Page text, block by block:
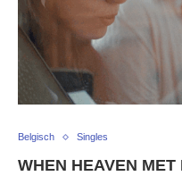
Belgisch Singles
WHEN HEAVEN